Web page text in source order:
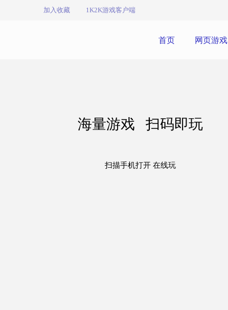
加入收藏 1K2K游戏客户端
首页 网页游戏
海量游戏 扫码即玩
扫描手机打开 在线玩